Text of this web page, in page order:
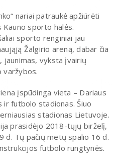
nariai patraukė apžiūrėti
sporto halės.
sporto renginiai jau
Žalgirio areną, dabar čia
jaunimas, vyksta įvairių
varžybos.
įspūdinga vieta – Dariaus
futbolo stadionas. Šiuo
stadionas Lietuvoje.
prasidėjo 2018-tųjų birželį,
d. Tų pačių metų spalio 16 d.
futbolo rungtynės.